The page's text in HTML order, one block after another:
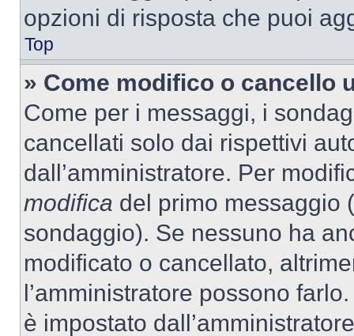
opzioni di risposta che puoi
Top
» Come modifico o cancello
Come per i messaggi, i
cancellati solo dai rispettivi
dall’amministratore. Per
modifica del primo messaggio
sondaggio). Se nessuno ha
modificato o cancellato,
l’amministratore possono
è impostato